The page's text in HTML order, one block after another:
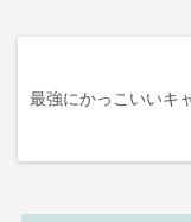
最強にかっこいいキ